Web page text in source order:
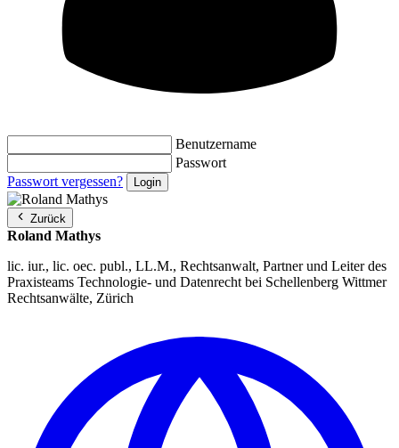
Benutzername
Passwort
Passwort vergessen?
Zurück
Roland Mathys
lic. iur., lic. oec. publ., LL.M., Rechtsanwalt, Partner und Leiter des
Praxisteams Technologie- und Datenrecht bei Schellenberg Wittmer
Rechtsanwälte, Zürich